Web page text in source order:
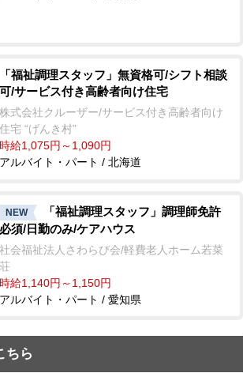
「福祉調理スタッフ」無資格可/シフト相談
可/サービス付き高齢者向け住宅
株式会社クルーザー/サービス付き高齢者向け
住宅 “げんき村”
時給1,075円～1,090円
アルバイト・パート / 北海道
NEW
「福祉調理スタッフ」調理師免許
必須/日勤のみ/ケアハウス
社会福祉法人さわらび会/軽費老人ホーム若菜
荘
時給1,140円～1,150円
アルバイト・パート / 愛知県
ちら